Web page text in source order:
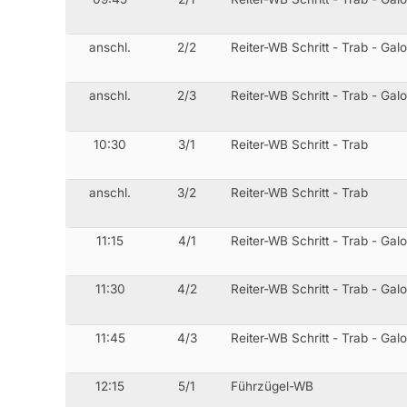
anschl. 2/2 Reiter-WB Schritt - Trab -
anschl. 2/3 Reiter-WB Schritt - Trab -
10:30 3/1 Reiter-WB Schritt - Trab
anschl. 3/2 Reiter-WB Schritt - Trab
11:15 4/1 Reiter-WB Schritt - Trab -
11:30 4/2 Reiter-WB Schritt - Trab -
11:45 4/3 Reiter-WB Schritt - Trab -
12:15 5/1 Führzügel-WB